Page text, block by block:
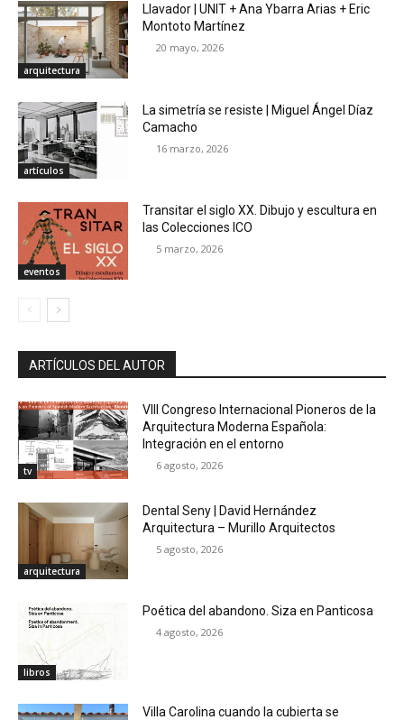
arquitectura
Llavador | UNIT + Ana Ybarra Arias + Eric
Montoto Martínez
20 mayo, 2026
artículos
La simetría se resiste | Miguel Ángel Díaz
Camacho
16 marzo, 2026
eventos
Transitar el siglo XX. Dibujo y escultura en
las Colecciones ICO
5 marzo, 2026
ARTÍCULOS DEL AUTOR
tv
VIII Congreso Internacional Pioneros de la
Arquitectura Moderna Española:
Integración en el entorno
6 agosto, 2026
arquitectura
Dental Seny | David Hernández
Arquitectura – Murillo Arquitectos
5 agosto, 2026
libros
Poética del abandono. Siza en Panticosa
4 agosto, 2026
Villa Carolina cuando la cubierta se